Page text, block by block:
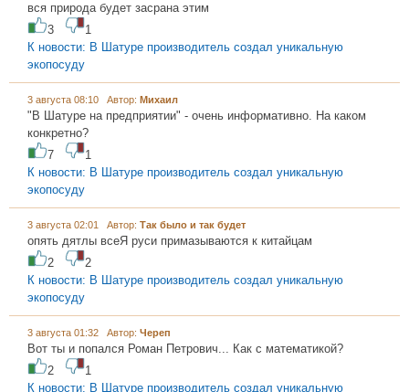
вся природа будет засрана этим
3
1
К новости: В Шатуре производитель создал уникальную
экопосуду
3 августа 08:10 Автор: Михаил
"В Шатуре на предприятии" - очень информативно. На каком
конкретно?
7
1
К новости: В Шатуре производитель создал уникальную
экопосуду
3 августа 02:01 Автор: Так было и так будет
опять дятлы всеЯ руси примазываются к китайцам
2
2
К новости: В Шатуре производитель создал уникальную
экопосуду
3 августа 01:32 Автор: Чеpеп
Вот ты и попался Роман Петрович... Как с математикой?
2
1
К новости: В Шатуре производитель создал уникальную